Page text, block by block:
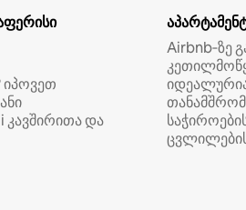
იპოვეთ
კავშირითა და
Airbnb‑ზე